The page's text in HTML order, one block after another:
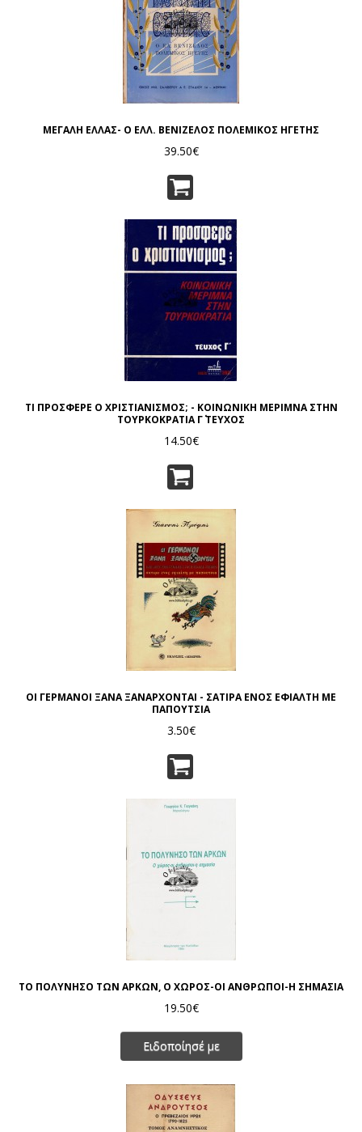
ΜΕΓΑΛΗ ΕΛΛΑΣ- Ο ΕΛΛ. ΒΕΝΙΖΕΛΟΣ ΠΟΛΕΜΙΚΟΣ ΗΓΕΤΗΣ
39.50€
ΤΙ ΠΡΟΣΦΕΡΕ Ο ΧΡΙΣΤΙΑΝΙΣΜΟΣ; - ΚΟΙΝΩΝΙΚΗ ΜΕΡΙΜΝΑ ΣΤΗΝ
ΤΟΥΡΚΟΚΡΑΤΙΑ Γ΄ ΤΕΥΧΟΣ
14.50€
ΟΙ ΓΕΡΜΑΝΟΙ ΞΑΝΑ ΞΑΝΑΡΧΟΝΤΑΙ - ΣΑΤΙΡΑ ΕΝΟΣ ΕΦΙΑΛΤΗ ΜΕ
ΠΑΠΟΥΤΣΙΑ
3.50€
ΤΟ ΠΟΛΥΝΗΣΟ ΤΩΝ ΑΡΚΩΝ, Ο ΧΩΡΟΣ-ΟΙ ΑΝΘΡΩΠΟΙ-Η ΣΗΜΑΣΙΑ
19.50€
Ειδοποίησέ με